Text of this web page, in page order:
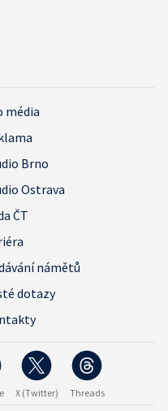
média
Brno
Ostrava
ČT
námětů
dotazy
X (Twitter) Threads